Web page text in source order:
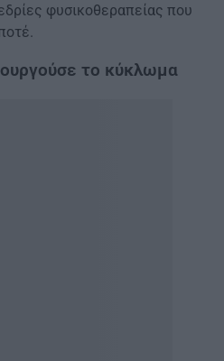
φυσικοθεραπείας που
το κύκλωμα